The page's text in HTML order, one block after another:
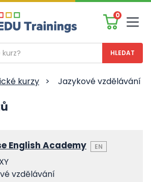
0
kurzy > Jazykové vzdělávání
English Academy EN
vzdělávání